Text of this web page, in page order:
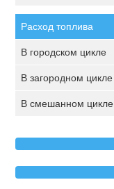
Расход топлива
В городском цикле
В загородном цикле
В смешанном цикле